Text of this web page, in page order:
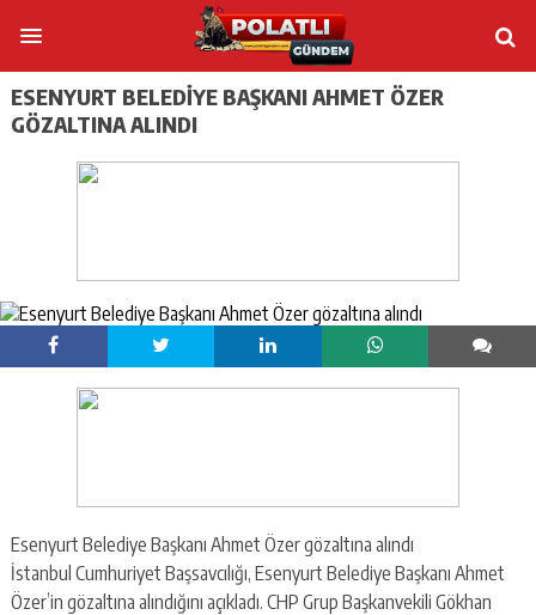
ESENYURT BELEDIYE BAŞKANI AHMET ÖZER
GÖZALTINA ALINDI
Esenyurt Belediye Başkanı Ahmet Özer gözaltına alındı
İstanbul Cumhuriyet Başsavcılığı, Esenyurt Belediye Başkanı Ahmet
Özer’in gözaltına alındığını açıkladı. CHP Grup Başkanvekili Gökhan